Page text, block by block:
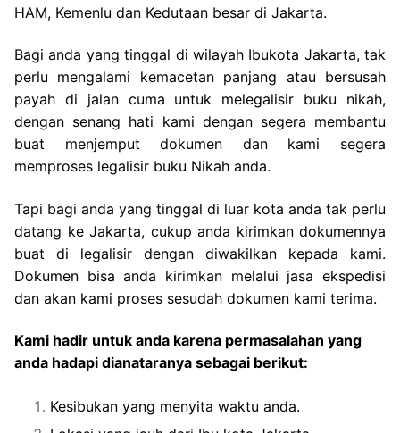
HAM, Kemenlu dan Kedutaan besar di Jakarta.
Bagi anda yang tinggal di wilayah Ibukota Jakarta, tak
perlu mengalami kemacetan panjang atau bersusah
payah di jalan cuma untuk melegalisir buku nikah,
dengan senang hati kami dengan segera membantu
buat menjemput dokumen dan kami segera
memproses legalisir buku Nikah anda.
Tapi bagi anda yang tinggal di luar kota anda tak perlu
datang ke Jakarta, cukup anda kirimkan dokumennya
buat di legalisir dengan diwakilkan kepada kami.
Dokumen bisa anda kirimkan melalui jasa ekspedisi
dan akan kami proses sesudah dokumen kami terima.
Kami hadir untuk anda karena permasalahan yang
anda hadapi dianataranya sebagai berikut:
Kesibukan yang menyita waktu anda.